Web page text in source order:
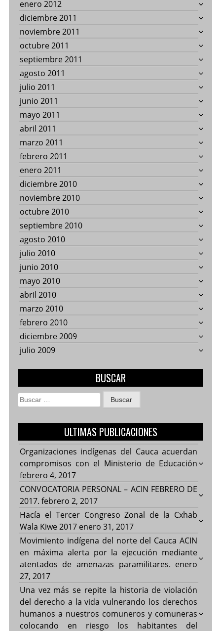
enero 2012
diciembre 2011
noviembre 2011
octubre 2011
septiembre 2011
agosto 2011
julio 2011
junio 2011
mayo 2011
abril 2011
marzo 2011
febrero 2011
enero 2011
diciembre 2010
noviembre 2010
octubre 2010
septiembre 2010
agosto 2010
julio 2010
junio 2010
mayo 2010
abril 2010
marzo 2010
febrero 2010
diciembre 2009
julio 2009
BUSCAR
Buscar:
ULTIMAS PUBLICACIONES
Organizaciones indígenas del Cauca acuerdan
compromisos con el Ministerio de Educación
febrero 4, 2017
CONVOCATORIA PERSONAL – ACIN FEBRERO DE
2017. febrero 2, 2017
Hacía el Tercer Congreso Zonal de la Cxhab
Wala Kiwe 2017 enero 31, 2017
Movimiento indígena del norte del Cauca ACIN
en máxima alerta por la ejecución mediante
atentados de amenazas paramilitares. enero
27, 2017
Una vez más se repite la historia de violación
del derecho a la vida vulnerando los derechos
humanos a nuestros comuneros y comuneras
colocando en riesgo los habitantes del